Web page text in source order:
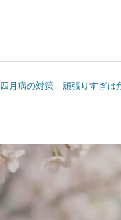
四月病の対策｜頑張りすぎは